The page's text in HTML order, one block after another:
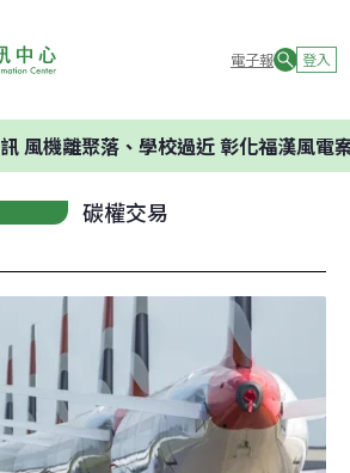
電子報 登入
風機離聚落、學校過近 彰化福漢風電案
碳權交易